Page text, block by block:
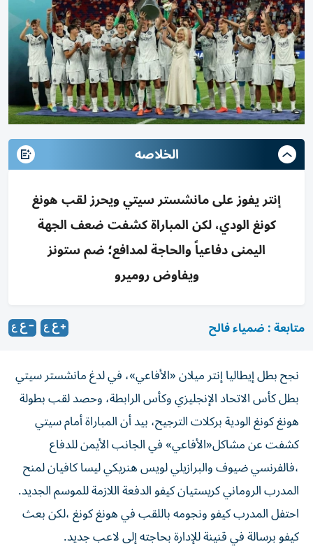
الخلاصه
إنتر يفوز على مانشستر سيتي ويحرز لقب هونغ
كونغ الودي، لكن المباراة كشفت ضعف الجهة
اليمنى دفاعياً والحاجة لمدافع؛ ضم ستونز
ويفاوض روميرو
متابعة : ضمياء فالح
نجح بطل إيطاليا إنتر ميلان «الأفاعي»، في لدغ مانشستر سيتي
بطل كأس الاتحاد الإنجليزي وكأس الرابطة، وحصد لقب بطولة
هونغ كونغ الودية بركلات الترجيح، بيد أن المباراة أمام سيتي
كشفت عن مشاكل«الأفاعي» في الجانب الأيمن للدفاع
،فالفرنسي ضيوف والبرازيلي لويس هنريكي ليسا كافيان لمنح
المدرب الروماني كريستيان كيفو الدفعة اللازمة للموسم الجديد.
احتفل المدرب كيفو ونجومه باللقب في هونغ كونغ ،لكن بعث
كيفو برسالة في قنينة للإدارة بحاجته إلى لاعب جديد.